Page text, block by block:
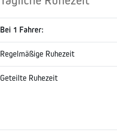
Bei 1 Fahrer:
Regelmäßige Ruhezeit
Geteilte Ruhezeit